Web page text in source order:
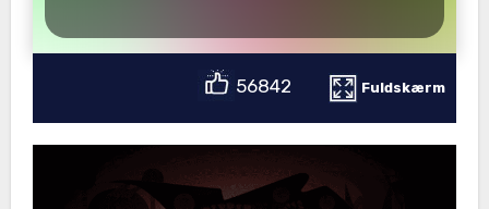
56842 Fuldskærm